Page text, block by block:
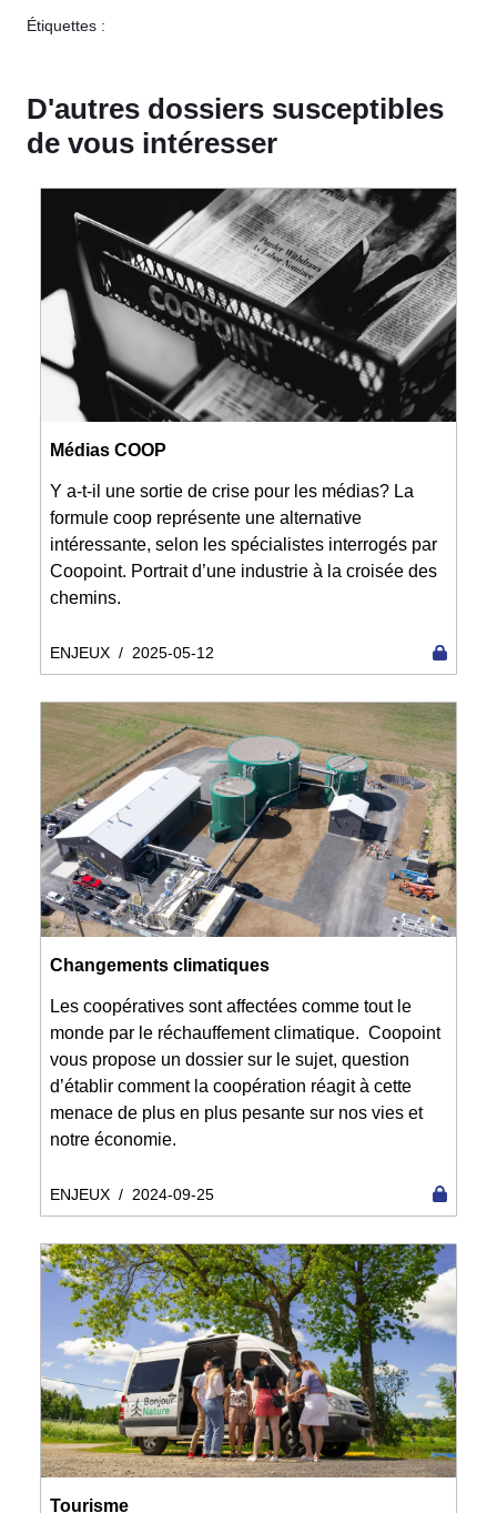
Étiquettes :
D'autres dossiers susceptibles
de vous intéresser
Médias COOP
Y a-t-il une sortie de crise pour les médias? La
formule coop représente une alternative
intéressante, selon les spécialistes interrogés par
Coopoint. Portrait d’une industrie à la croisée des
chemins.
ENJEUX / 2025-05-12
Changements climatiques
Les coopératives sont affectées comme tout le
monde par le réchauffement climatique. Coopoint
vous propose un dossier sur le sujet, question
d’établir comment la coopération réagit à cette
menace de plus en plus pesante sur nos vies et
notre économie.
ENJEUX / 2024-09-25
Tourisme